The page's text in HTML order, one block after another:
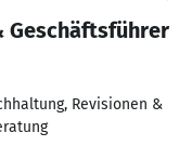
Geschäftsführer
Revisionen &